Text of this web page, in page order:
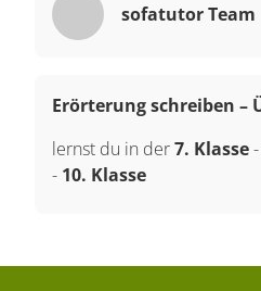
sofatutor Team
Erörterung schreiben –
lernst du in der7. Klasse-
- 10. Klasse